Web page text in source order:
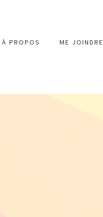
À PROPOS ME JOINDRE